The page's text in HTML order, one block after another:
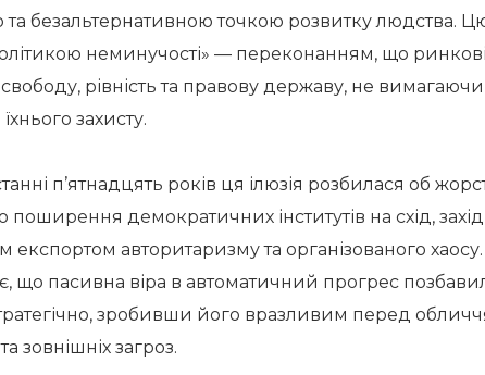
та безальтернативною точкою розвитку людства.
неминучості» — переконанням, що
рівність та правову державу, не
захисту.
п’ятнадцять років ця ілюзія розбилася об
поширення демократичних інститутів на схід,
експортом авторитаризму та організованого
що пасивна віра в автоматичний прогрес
зробивши його вразливим перед
зовнішніх загроз.